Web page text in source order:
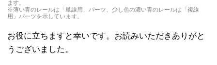
ます。
※薄い青のレールは「単線用」パーツ、少し色の濃い青のレールは「複線
用」パーツを示しています。
お役に立ちますと幸いです。お読みいただきありがと
うございました。